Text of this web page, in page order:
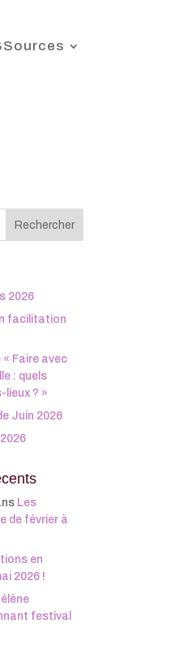
2026
facilitation
Faire avec
: quels
lieux ? »
Juin 2026
Les
de février à
en
2026 !
festival